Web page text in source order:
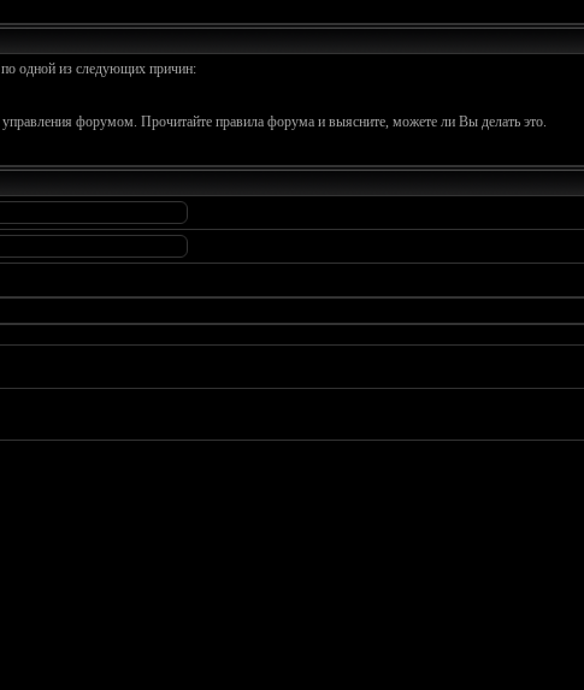
одной из следующих причин:
форумом. Прочитайте правила форума и выясните, можете ли Вы делать это.